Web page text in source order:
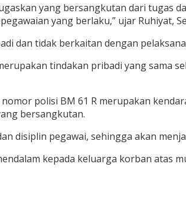
yang bersangkutan dari tugas
yang berlaku,” ujar Ruhiyat,
dan tidak berkaitan dengan
tindakan pribadi yang sama
polisi BM 61 R merupakan
bersangkutan.
disiplin pegawai, sehingga akan
kepada keluarga korban atas